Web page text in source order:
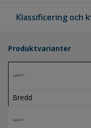
Klassificering och
Produktvarianter
Bredd